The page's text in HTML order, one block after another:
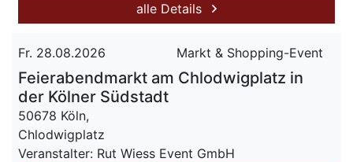
alle Details
Fr. 28.08.2026 Markt & Shopping-Event
Feierabendmarkt am Chlodwigplatz in
der Kölner Südstadt
50678 Köln,
Chlodwigplatz
Veranstalter: Rut Wiess Event GmbH